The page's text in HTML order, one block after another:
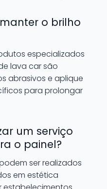
o brilho
especializados
lava car são
abrasivos e aplique
para prolongar
um serviço
o painel?
ser realizados
em estética